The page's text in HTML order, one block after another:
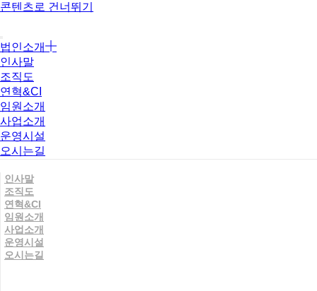
콘텐츠로 건너뛰기
법인소개
인사말
조직도
연혁&CI
임원소개
사업소개
운영시설
오시는길
인사말
조직도
연혁&CI
임원소개
사업소개
운영시설
오시는길